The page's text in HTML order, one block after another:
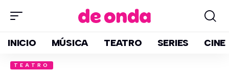
INICIO MÚSICA TEATRO SERIES CINE
TEATRO